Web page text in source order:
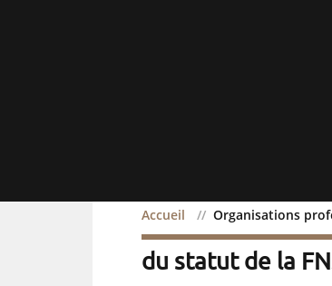
Accueil Organisations
Organisations
du statut de la